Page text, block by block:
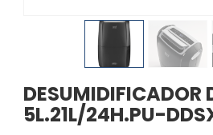
DESUMIDIFICADOR
5L.21L/24H.PU-